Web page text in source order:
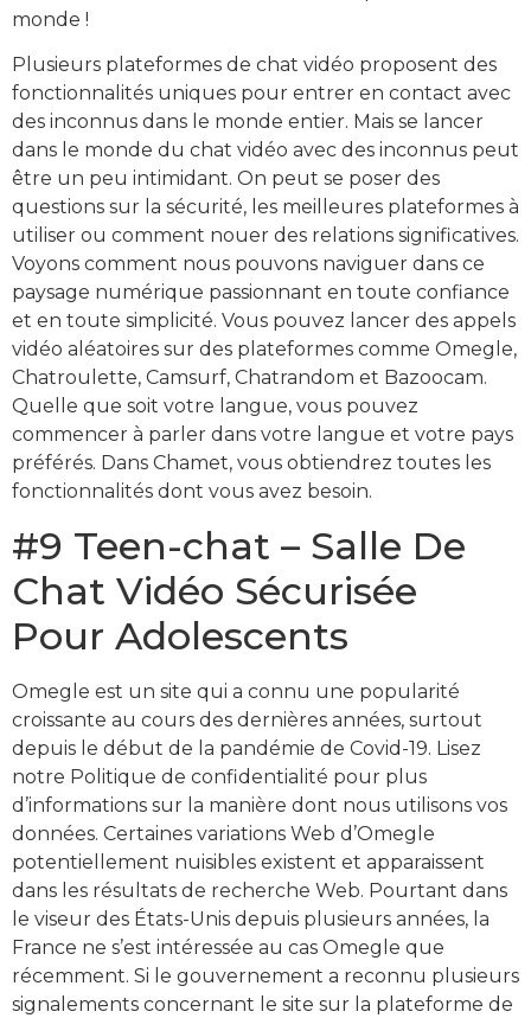
monde !
Plusieurs plateformes de chat vidéo proposent des
fonctionnalités uniques pour entrer en contact avec
des inconnus dans le monde entier. Mais se lancer
dans le monde du chat vidéo avec des inconnus peut
être un peu intimidant. On peut se poser des
questions sur la sécurité, les meilleures plateformes à
utiliser ou comment nouer des relations significatives.
Voyons comment nous pouvons naviguer dans ce
paysage numérique passionnant en toute confiance
et en toute simplicité. Vous pouvez lancer des appels
vidéo aléatoires sur des plateformes comme Omegle,
Chatroulette, Camsurf, Chatrandom et Bazoocam.
Quelle que soit votre langue, vous pouvez
commencer à parler dans votre langue et votre pays
préférés. Dans Chamet, vous obtiendrez toutes les
fonctionnalités dont vous avez besoin.
#9 Teen-chat – Salle De
Chat Vidéo Sécurisée
Pour Adolescents
Omegle est un site qui a connu une popularité
croissante au cours des dernières années, surtout
depuis le début de la pandémie de Covid-19. Lisez
notre Politique de confidentialité pour plus
d’informations sur la manière dont nous utilisons vos
données. Certaines variations Web d’Omegle
potentiellement nuisibles existent et apparaissent
dans les résultats de recherche Web. Pourtant dans
le viseur des États-Unis depuis plusieurs années, la
France ne s’est intéressée au cas Omegle que
récemment. Si le gouvernement a reconnu plusieurs
signalements concernant le site sur la plateforme de